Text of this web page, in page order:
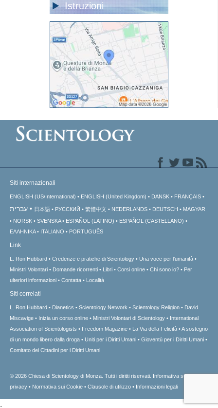
Istruzioni
Siti internazionali
ENGLISH (US/International) ENGLISH (United Kingdom) DANSK FRANÇAIS
עברית 日本語 РУССКИЙ 繁體中文 NEDERLANDS DEUTSCH
MAGYAR
NORSK
SVENSKA ESPAÑOL (LATINO)
ESPAÑOL (CASTELLANO)
ΕΛΛΗΝΙΚA
ITALIANO PORTUGUÊS
Link
L. Ron Hubbard Credenze e pratiche di Scientology
Una voce per l’umanità
Ministri Volontari
Domande ricorrenti Libri Corsi online Chi sono io?
Per
ulteriori informazioni
Contatta Località
Siti correlati
L. Ron Hubbard Dianetics Scientology Network Scientology Religion
David
Miscavige
Inizia un corso online Ministri Volontari di Scientology
International
Association of Scientologists
Freedom Magazine La Via della Felicità
A sostegno
di un mondo libero dalla droga
Uniti per i Diritti Umani
Gioventù per i Diritti Umani
Comitato dei Cittadini per i Diritti Umani
© 2026 Chiesa di Scientology di Monza. Tutti i diritti riservati.
Informativa sulla
privacy • Normativa sui Cookie • Clausole di utilizzo • Informazioni legali
.